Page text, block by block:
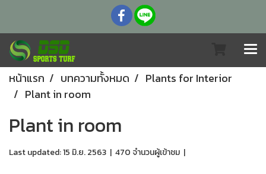
หน้าแรก บทความทั้งหมด
Plants for Interior
Plant in room
Plant in room
Last updated: 15 มิ.ย. 2563 | 470 จำนวนผู้เข้าชม |